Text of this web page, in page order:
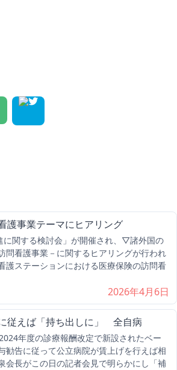
護事業テーマにヒアリング
関する検討会」が開催され、▽諸外国の
看護事業－に関するヒアリングが行われ
ステーションにおける医療保険の訪問看
2026年4月6日
従えば「持ち出しに」 全自病
年度の診療報酬改定で新設されたベー
勧告に従って公立病院が賃上げを行えば相
会長がこの日の記者会見で明らかにし「補